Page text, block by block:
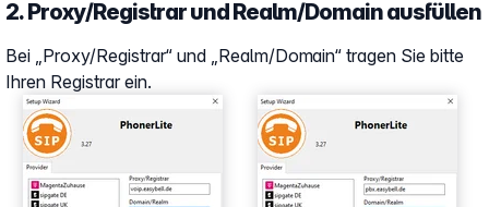
Show larger version Show larger version
2. Proxy/Registrar und Realm/Domain ausfüllen
Bei „Proxy/Registrar“ und „Realm/Domain“ tragen Sie bitte
Ihren Registrar ein.